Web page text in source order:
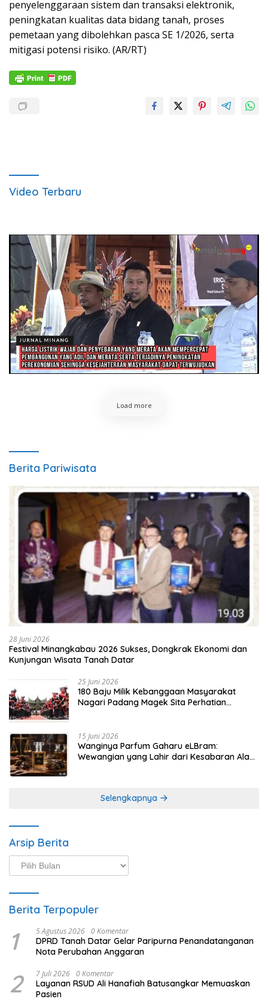
penyelenggaraan sistem dan transaksi elektronik,
peningkatan kualitas data bidang tanah, proses
pemetaan yang dibolehkan pasca SE 1/2026, serta
mitigasi potensi risiko. (AR/RT)
Video Terbaru
Load more
Berita Pariwisata
28 Juni 2026
Festival Minangkabau 2026 Sukses, Dongkrak Ekonomi dan
Kunjungan Wisata Tanah Datar
25 Juni 2026
180 Baju Milik Kebanggaan Masyarakat
Nagari Padang Magek Sita Perhatian
15 Juni 2026
Wanginya Parfum Gaharu eLBram:
Wewangian yang Lahir dari Kesabaran Alam,
Selengkapnya
Arsip Berita
Arsip
Berita
Berita Terpopuler
1 5 Agustus 2026 0 Komentar
DPRD Tanah Datar Gelar Paripurna Penandatanganan
Nota Perubahan Anggaran
2 7 Juli 2026 0 Komentar
Layanan RSUD Ali Hanafiah Batusangkar Memuaskan
Pasien